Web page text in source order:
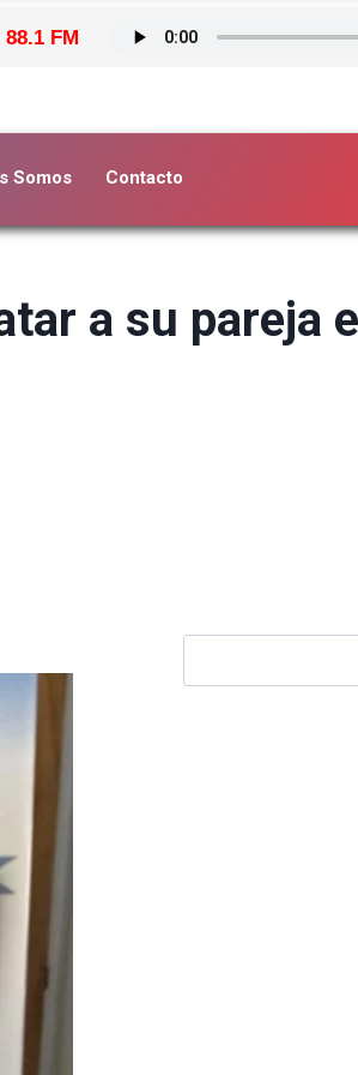
88.1 FM
Somos Contacto
a su pareja